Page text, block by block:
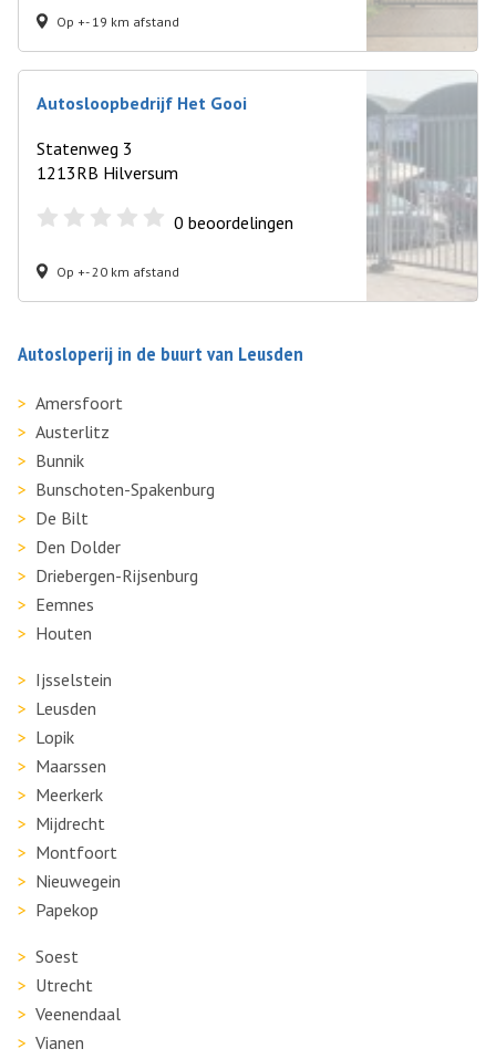
Op +- 19 km afstand
Autosloopbedrijf Het Gooi
Statenweg 3
1213RB Hilversum
0 beoordelingen
Op +- 20 km afstand
Autosloperij in de buurt van Leusden
Amersfoort
Austerlitz
Bunnik
Bunschoten-Spakenburg
De Bilt
Den Dolder
Driebergen-Rijsenburg
Eemnes
Houten
Ijsselstein
Leusden
Lopik
Maarssen
Meerkerk
Mijdrecht
Montfoort
Nieuwegein
Papekop
Soest
Utrecht
Veenendaal
Vianen